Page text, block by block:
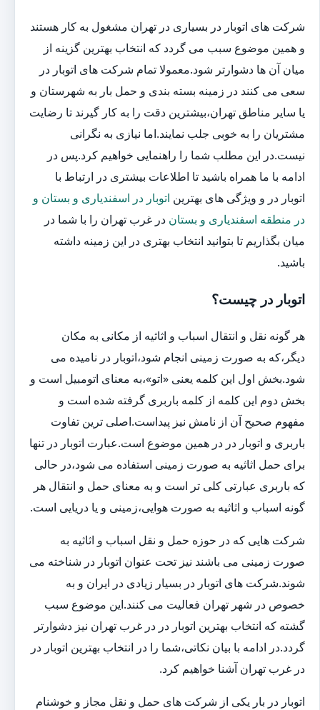
شرکت های اتوبار در بسیاری در تهران مشغول به کار هستند
و همین موضوع سبب می گردد که انتخاب بهترین گزینه از
میان آن ها دشوارتر شود.معمولا تمام شرکت های اتوبار در
سعی می کنند در زمینه بسته بندی و حمل بار به شهرستان و
یا سایر مناطق تهران،بیشترین دقت را به کار گیرند تا رضایت
مشتریان را به خوبی جلب نمایند.اما نیازی به نگرانی
نیست.در این مطلب شما را راهنمایی خواهیم کرد.پس در
ادامه با ما همراه باشید تا اطلاعات بیشتری در ارتباط با
اتوبار در و ویژگی های بهترین اتوبار در اسفندیاری و بستان و
در منطقه اسفندیاری و بستان در غرب تهران را با شما در
میان بگذاریم تا بتوانید انتخاب بهتری در این زمینه داشته
باشید.
اتوبار در چیست؟
هر گونه نقل و انتقال اسباب و اثاثیه از مکانی به مکان
دیگر،که به صورت زمینی انجام شود،اتوبار در نامیده می
شود.بخش اول این کلمه یعنی «اتو»،به معنای اتومبیل است و
بخش دوم این کلمه از کلمه باربری گرفته شده است و
مفهوم صحیح آن از نامش نیز پیداست.اصلی ترین تفاوت
باربری و اتوبار در در همین موضوع است.عبارت اتوبار در تنها
برای حمل اثاثیه به صورت زمینی استفاده می شود،در حالی
که باربری عبارتی کلی تر است و به معنای حمل و انتقال هر
گونه اسباب و اثاثیه به صورت هوایی،زمینی و یا دریایی است.
شرکت هایی که در حوزه حمل و نقل اسباب و اثاثیه به
صورت زمینی می باشند نیز تحت عنوان اتوبار در شناخته می
شوند.شرکت های اتوبار در بسیار زیادی در ایران و به
خصوص در شهر تهران فعالیت می کنند.این موضوع سبب
گشته که انتخاب بهترین اتوبار در در غرب تهران نیز دشوارتر
گردد.در ادامه با بیان نکاتی،شما را در انتخاب بهترین اتوبار در
در غرب تهران آشنا خواهیم کرد.
اتوبار در بار یکی از شرکت های حمل و نقل مجاز و خوشنام